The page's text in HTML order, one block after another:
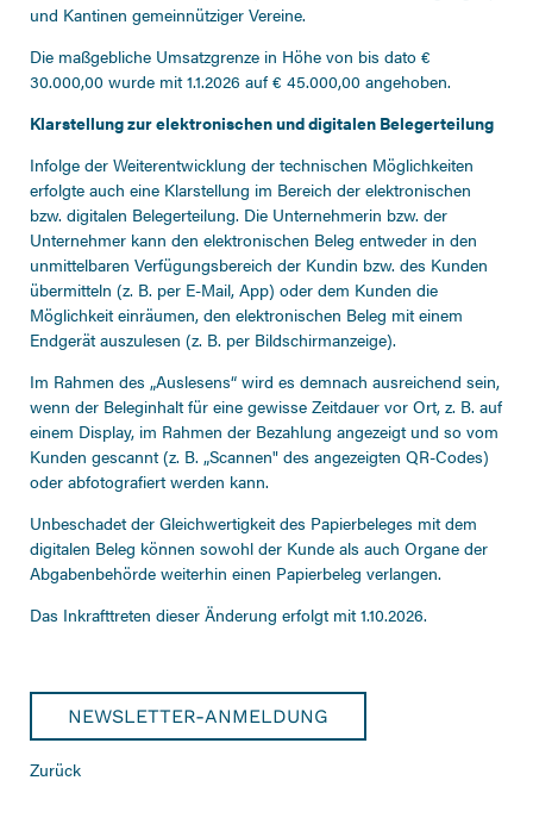
und Kantinen gemeinnütziger Vereine.
Die maßgebliche Umsatzgrenze in Höhe von bis dato €
30.000,00 wurde mit 1.1.2026 auf € 45.000,00 angehoben.
Klarstellung zur elektronischen und digitalen Belegerteilung
Infolge der Weiterentwicklung der technischen Möglichkeiten
erfolgte auch eine Klarstellung im Bereich der elektronischen
bzw. digitalen Belegerteilung. Die Unternehmerin bzw. der
Unternehmer kann den elektronischen Beleg entweder in den
unmittelbaren Verfügungsbereich der Kundin bzw. des Kunden
übermitteln (z. B. per E-Mail, App) oder dem Kunden die
Möglichkeit einräumen, den elektronischen Beleg mit einem
Endgerät auszulesen (z. B. per Bildschirmanzeige).
Im Rahmen des „Auslesens“ wird es demnach ausreichend sein,
wenn der Beleginhalt für eine gewisse Zeitdauer vor Ort, z. B. auf
einem Display, im Rahmen der Bezahlung angezeigt und so vom
Kunden gescannt (z. B. „Scannen" des angezeigten QR-Codes)
oder abfotografiert werden kann.
Unbeschadet der Gleichwertigkeit des Papierbeleges mit dem
digitalen Beleg können sowohl der Kunde als auch Organe der
Abgabenbehörde weiterhin einen Papierbeleg verlangen.
Das Inkrafttreten dieser Änderung erfolgt mit 1.10.2026.
NEWSLETTER-ANMELDUNG
Zurück